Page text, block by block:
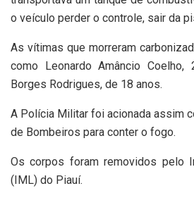
o veículo perder o controle, sair da
As vítimas que morreram
como Leonardo Amâncio Coelho,
Borges Rodrigues, de 18 anos.
A Polícia Militar foi acionada assim
de Bombeiros para conter o fogo.
Os corpos foram removidos pelo
(IML) do Piauí.